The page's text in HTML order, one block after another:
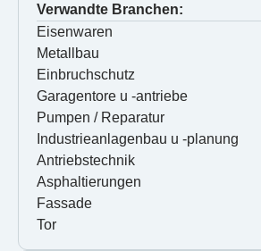
Verwandte Branchen:
Eisenwaren
Metallbau
Einbruchschutz
Garagentore u -antriebe
Pumpen / Reparatur
Industrieanlagenbau u -planung
Antriebstechnik
Asphaltierungen
Fassade
Tor